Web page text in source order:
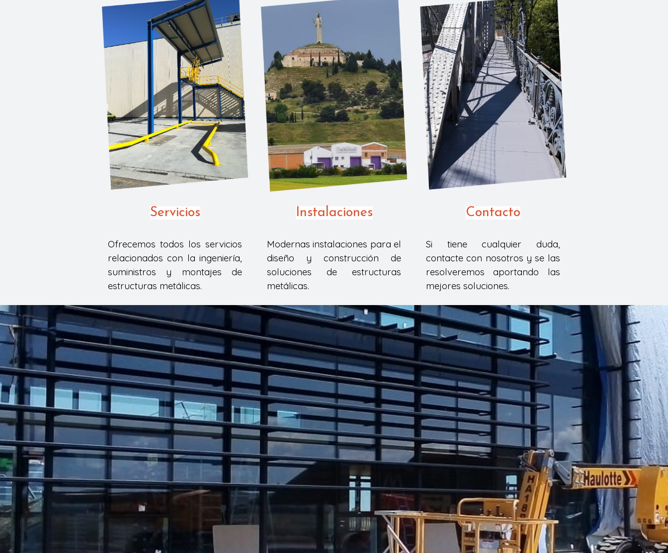
Servicios
Ofrecemos todos los servicios
relacionados con la ingeniería,
suministros y montajes de
estructuras metálicas.
Instalaciones
Modernas instalaciones para el
diseño y construcción de
soluciones de estructuras
metálicas.
Contacto
Si tiene cualquier duda,
contacte con nosotros y se las
resolveremos aportando las
mejores soluciones.